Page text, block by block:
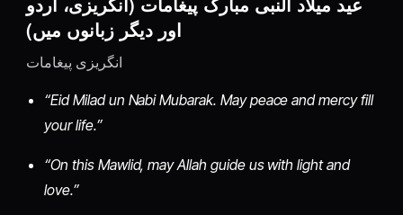
اور دیگر زبانوں میں)
انگریزی پیغامات
“Eid Milad un Nabi Mubarak. May peace and mercy fill
your life.”
“On this Mawlid, may Allah guide us with light and
love.”